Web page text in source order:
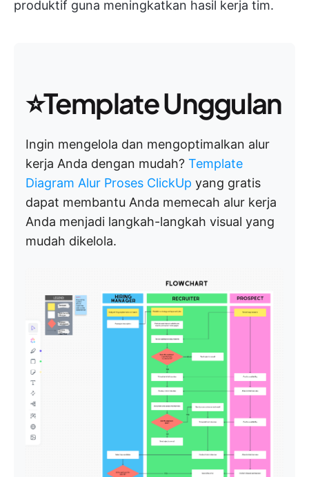
produktif guna meningkatkan hasil kerja tim.
⭐Template Unggulan
Ingin mengelola dan mengoptimalkan alur
kerja Anda dengan mudah? Template
Diagram Alur Proses ClickUp yang gratis
dapat membantu Anda memecah alur kerja
Anda menjadi langkah-langkah visual yang
mudah dikelola.